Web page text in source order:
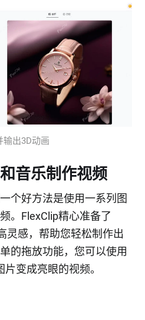
输出3D动画
音乐制作视频
个好方法是使用一系列图
。FlexClip精心准备了
灵感，帮助您轻松制作出
的拖放功能，您可以使用
变成亮眼的视频。